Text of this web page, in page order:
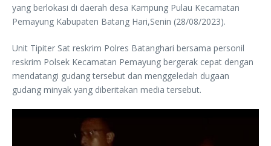
yang berlokasi di daerah desa Kampung Pulau Kecamatan
Pemayung Kabupaten Batang Hari,Senin (28/08/2023).
Unit Tipiter Sat reskrim Polres Batanghari bersama personil
reskrim Polsek Kecamatan Pemayung bergerak cepat dengan
mendatangi gudang tersebut dan menggeledah dugaan
gudang minyak yang diberitakan media tersebut.